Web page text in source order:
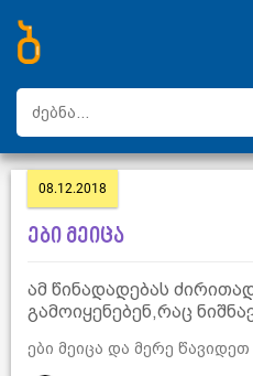
ახალი სიტყვები
ტოპ სიტყვები
დღის ტოპ სიტყვები
ტოპ მომხმარებლები
08.12.2018
ები მეიცა
ამ წინადადებას
გამოიყენებენ,რაც
ები მეიცა და მერე წავიდეთ